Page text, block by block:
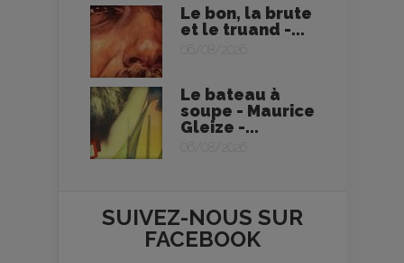
Le bon, la brute
et le truand -...
06/08/2026
Le bateau à
soupe - Maurice
Gleize -...
06/08/2026
SUIVEZ-NOUS SUR
FACEBOOK